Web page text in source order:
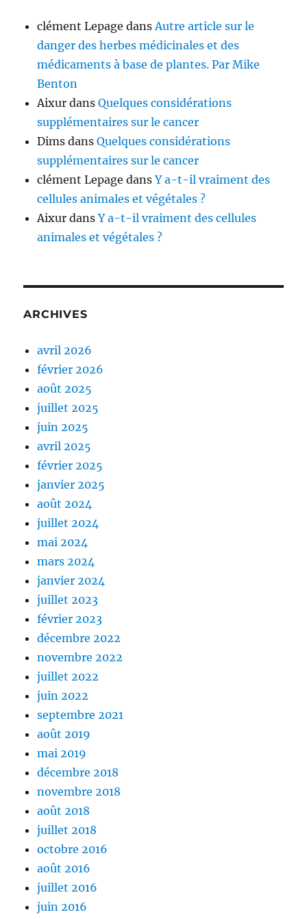
clément Lepage dansAutre article sur le
danger des herbes médicinales et des
médicaments à base de plantes. Par Mike
Benton
Aixur dansQuelques considérations
supplémentaires sur le cancer
Dims dansQuelques considérations
supplémentaires sur le cancer
clément Lepage dansY a-t-il vraiment des
cellules animales et végétales ?
Aixur dansY a-t-il vraiment des cellules
animales et végétales ?
ARCHIVES
avril 2026
février 2026
août 2025
juillet 2025
juin 2025
avril 2025
février 2025
janvier 2025
août 2024
juillet 2024
mai 2024
mars 2024
janvier 2024
juillet 2023
février 2023
décembre 2022
novembre 2022
juillet 2022
juin 2022
septembre 2021
août 2019
mai 2019
décembre 2018
novembre 2018
août 2018
juillet 2018
octobre 2016
août 2016
juillet 2016
juin 2016